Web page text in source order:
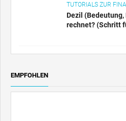
TUTORIALS ZUR
Dezil (Bedeutung,
rechnet? (Schritt
EMPFOHLEN